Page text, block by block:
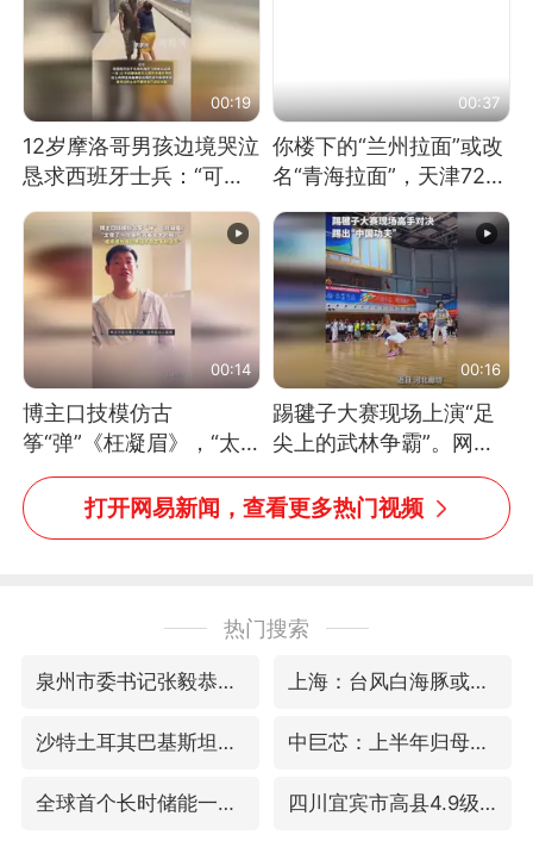
00:19
12岁摩洛哥男孩边境哭泣
恳求西班牙士兵：“可不
00:37
你楼下的“兰州拉面”或改
名“青海拉面”，天津72家
00:14
博主口技模仿古
筝“弹”《枉凝眉》，“太
像了～你是吃古筝长大的
吗？”“或将成为首位考级
不带古筝的选手。”（来
00:16
踢毽子大赛现场上演“足
尖上的武林争霸”。网
友：这哪是踢毽子，分明
是武侠片现场！#睡个好
打开网易新闻，查看更多热门视频
热门搜索
泉州市委书记张毅恭被查 上海：台风白海豚或将带来龙卷风
沙特土耳其巴基斯坦签署共同防务协议 中巨芯：上半年归母净利润1405.77万元
全球首个长时储能一体化产业园量产 四川宜宾市高县4.9级地震致1人死亡